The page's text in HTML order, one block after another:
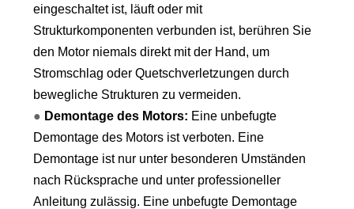
eingeschaltet ist, läuft oder mit
Strukturkomponenten verbunden ist, berühren Sie
den Motor niemals direkt mit der Hand, um
Stromschlag oder Quetschverletzungen durch
bewegliche Strukturen zu vermeiden.
● Demontage des Motors: Eine unbefugte
Demontage des Motors ist verboten. Eine
Demontage ist nur unter besonderen Umständen
nach Rücksprache und unter professioneller
Anleitung zulässig. Eine unbefugte Demontage